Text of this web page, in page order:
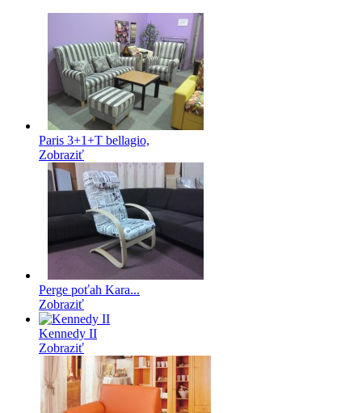
Paris 3+1+T bellagio,
Zobraziť
Perge poťah Kara...
Zobraziť
Kennedy II
Zobraziť